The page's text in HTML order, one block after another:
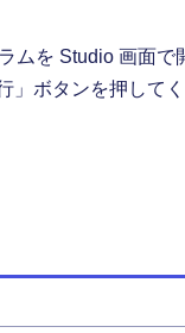
ムを Studio 画面
」ボタンを押して